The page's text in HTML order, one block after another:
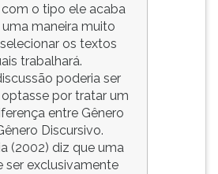
o tipo ele acaba
maneira muito
os textos
trabalhará.
poderia ser
por tratar um
entre Gênero
Discursivo.
(2002) diz que uma
ser exclusivamente